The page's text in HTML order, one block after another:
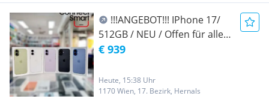
!!!ANGEBOT!!! IPhone 17/
512GB / NEU / Offen für alle
Netze / Werksoffen /
Herstellergarantie /
SCHWARZ
€ 939
Heute, 15:38 Uhr
1170 Wien, 17. Bezirk, Hernals